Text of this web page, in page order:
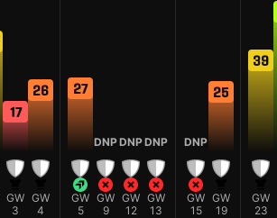
17
GW
3
26
GW
4
27
GW
5
DNP
GW
9
DNP
GW
12
DNP
GW
13
DNP
GW
15
25
GW
19
39
GW
23